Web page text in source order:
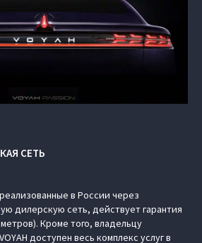
СЕТЬ
в России через
дилерскую сеть, действует гарантия
Кроме того, владельцу
доступен весь комплекс услуг в